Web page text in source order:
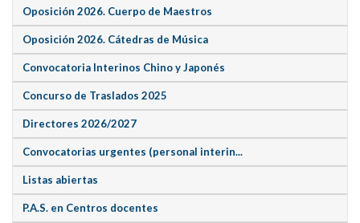
Oposición 2026. Cuerpo de Maestros
Oposición 2026. Cátedras de Música
Convocatoria Interinos Chino y Japonés
Concurso de Traslados 2025
Directores 2026/2027
Convocatorias urgentes (personal interin...
Listas abiertas
P.A.S. en Centros docentes